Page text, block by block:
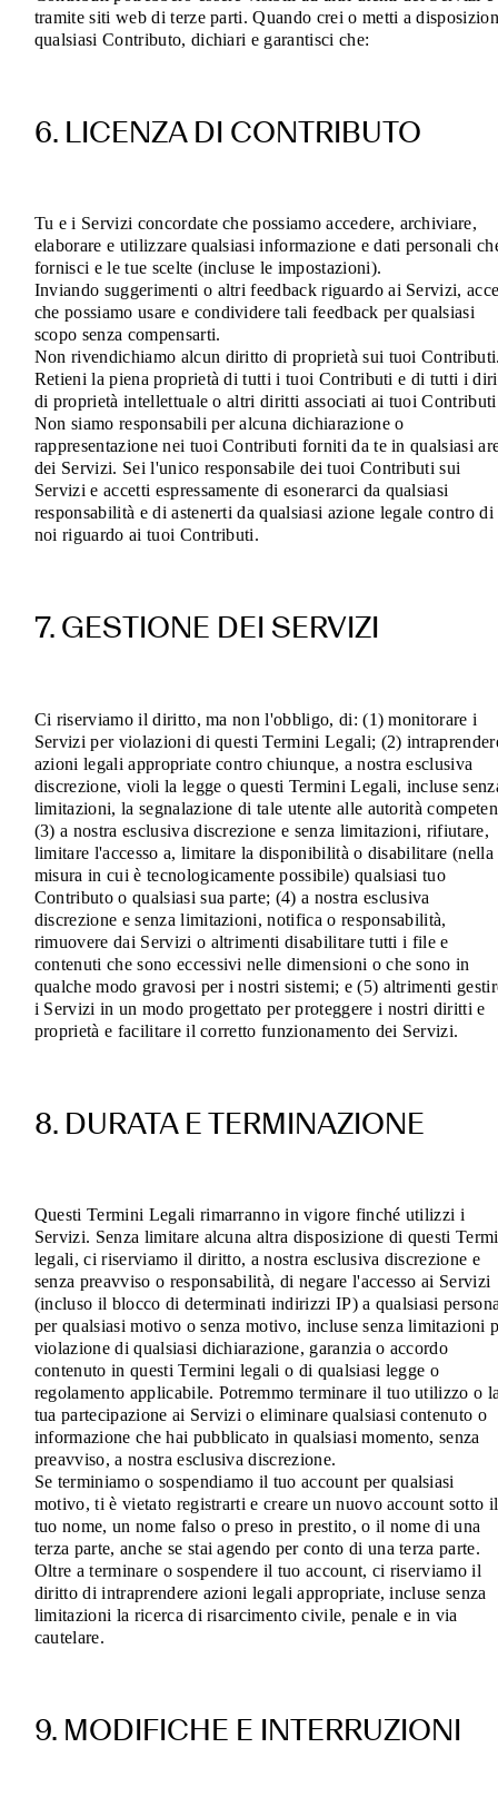
tramite siti web di terze parti. Quando crei o metti a
qualsiasi Contributo, dichiari e garantisci che:
6. LICENZA DI CONTRIBUTO
Tu e i Servizi concordate che possiamo accedere, archiviare,
elaborare e utilizzare qualsiasi informazione e dati personali
fornisci e le tue scelte (incluse le impostazioni).
Inviando suggerimenti o altri feedback riguardo ai Servizi,
che possiamo usare e condividere tali feedback per qualsiasi
scopo senza compensarti.
Non rivendichiamo alcun diritto di proprietà sui tuoi
Retieni la piena proprietà di tutti i tuoi Contributi e di tutti i
di proprietà intellettuale o altri diritti associati ai tuoi
Non siamo responsabili per alcuna dichiarazione o
rappresentazione nei tuoi Contributi forniti da te in qualsiasi
dei Servizi. Sei l'unico responsabile dei tuoi Contributi sui
Servizi e accetti espressamente di esonerarci da qualsiasi
responsabilità e di astenerti da qualsiasi azione legale contro di
noi riguardo ai tuoi Contributi.
7. GESTIONE DEI SERVIZI
Ci riserviamo il diritto, ma non l'obbligo, di: (1) monitorare i
Servizi per violazioni di questi Termini Legali; (2)
azioni legali appropriate contro chiunque, a nostra esclusiva
discrezione, violi la legge o questi Termini Legali, incluse
limitazioni, la segnalazione di tale utente alle autorità
(3) a nostra esclusiva discrezione e senza limitazioni, rifiutare,
limitare l'accesso a, limitare la disponibilità o disabilitare (nella
misura in cui è tecnologicamente possibile) qualsiasi tuo
Contributo o qualsiasi sua parte; (4) a nostra esclusiva
discrezione e senza limitazioni, notifica o responsabilità,
rimuovere dai Servizi o altrimenti disabilitare tutti i file e
contenuti che sono eccessivi nelle dimensioni o che sono in
qualche modo gravosi per i nostri sistemi; e (5) altrimenti
i Servizi in un modo progettato per proteggere i nostri diritti e
proprietà e facilitare il corretto funzionamento dei Servizi.
8. DURATA E TERMINAZIONE
Questi Termini Legali rimarranno in vigore finché utilizzi i
Servizi. Senza limitare alcuna altra disposizione di questi
legali, ci riserviamo il diritto, a nostra esclusiva discrezione e
senza preavviso o responsabilità, di negare l'accesso ai Servizi
(incluso il blocco di determinati indirizzi IP) a qualsiasi
per qualsiasi motivo o senza motivo, incluse senza limitazioni
violazione di qualsiasi dichiarazione, garanzia o accordo
contenuto in questi Termini legali o di qualsiasi legge o
regolamento applicabile. Potremmo terminare il tuo utilizzo o
tua partecipazione ai Servizi o eliminare qualsiasi contenuto o
informazione che hai pubblicato in qualsiasi momento, senza
preavviso, a nostra esclusiva discrezione.
Se terminiamo o sospendiamo il tuo account per qualsiasi
motivo, ti è vietato registrarti e creare un nuovo account sotto il
tuo nome, un nome falso o preso in prestito, o il nome di una
terza parte, anche se stai agendo per conto di una terza parte.
Oltre a terminare o sospendere il tuo account, ci riserviamo il
diritto di intraprendere azioni legali appropriate, incluse senza
limitazioni la ricerca di risarcimento civile, penale e in via
cautelare.
9. MODIFICHE E INTERRUZIONI